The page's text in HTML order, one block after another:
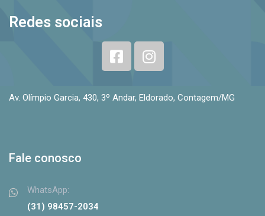
Redes sociais
Av. Olímpio Garcia, 430, 3º Andar, Eldorado, Contagem/MG
Fale conosco
WhatsApp:
(31) 98457-2034